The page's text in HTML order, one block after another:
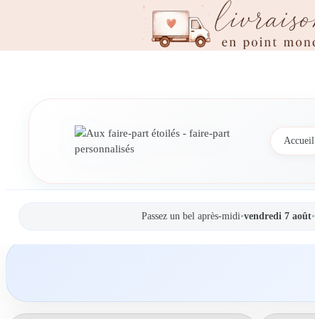
Accueil
Passez un bel après-midi•vendredi 7 août•